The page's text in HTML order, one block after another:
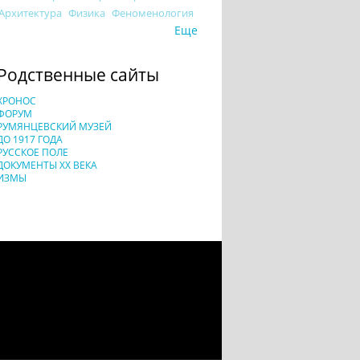
Физика Феноменология
Еще
сайты
МУЗЕЙ
1917 ГОДА
ПОЛЕ
XX ВЕКА